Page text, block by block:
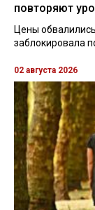
повторяют
Цены
заблокировала
02 августа 2026